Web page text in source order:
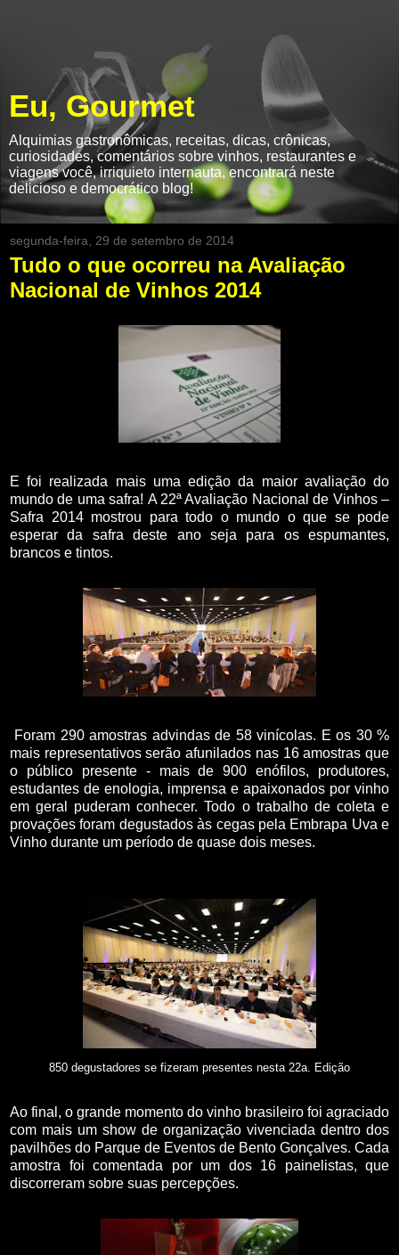
Eu, Gourmet
Alquimias gastronômicas, receitas, dicas, crônicas,
curiosidades, comentários sobre vinhos, restaurantes e
viagens você, irriquieto internauta, encontrará neste
delicioso e democrático blog!
segunda-feira, 29 de setembro de 2014
Tudo o que ocorreu na Avaliação
Nacional de Vinhos 2014
E foi realizada mais uma edição da maior avaliação do
mundo de uma safra! A 22ª Avaliação Nacional de Vinhos –
Safra 2014 mostrou para todo o mundo o que se pode
esperar da safra deste ano seja para os espumantes,
brancos e tintos.
Foram 290 amostras advindas de 58 vinícolas. E os 30 %
mais representativos serão afunilados nas 16 amostras que
o público presente - mais de 900 enófilos, produtores,
estudantes de enologia, imprensa e apaixonados por vinho
em geral puderam conhecer. Todo o trabalho de coleta e
provações foram degustados às cegas pela Embrapa Uva e
Vinho durante um período de quase dois meses.
850 degustadores se fizeram presentes nesta 22a. Edição
Ao final, o grande momento do vinho brasileiro foi agraciado
com mais um show de organização vivenciada dentro dos
pavilhões do Parque de Eventos de Bento Gonçalves. Cada
amostra foi comentada por um dos 16 painelistas, que
discorreram sobre suas percepções.